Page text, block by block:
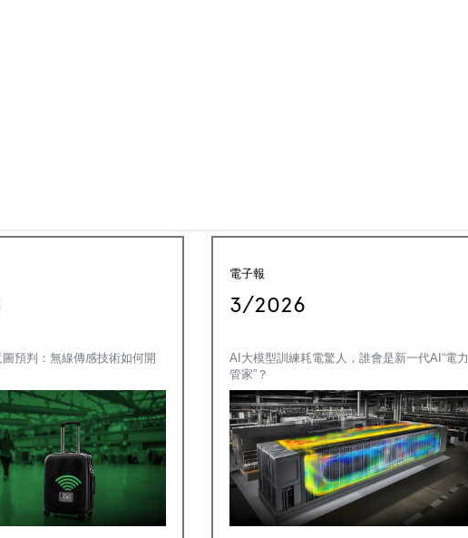
預判：無線傳感技術如何開
電子報
3/2026
AI大模型訓練耗電驚人，誰會是新一代AI“電力
管家”？